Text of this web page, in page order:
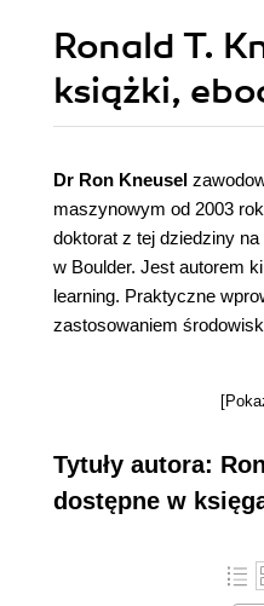
Ronald T.
książki,
Dr Ron Kneusel
maszynowym od 2003
doktorat z tej dziedziny
w Boulder. Jest autorem
learning. Praktyczne
zastosowaniem
Tytuły autora:
dostępne w